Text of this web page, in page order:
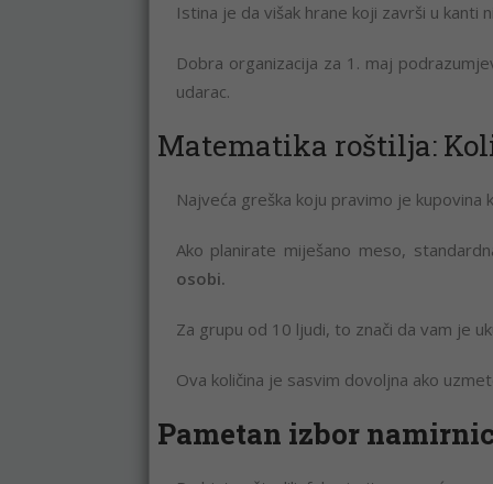
Istina je da višak hrane koji završi u kanti
Dobra organizacija za 1. maj
udarac.
Matematika roštilja:
Najveća greška koju pravimo je kupovina
Ako planirate miješano meso,
osobi.
Za grupu od 10 ljudi, to znači da vam je
Ova količina je sasvim dovoljna ako
Pametan izbor